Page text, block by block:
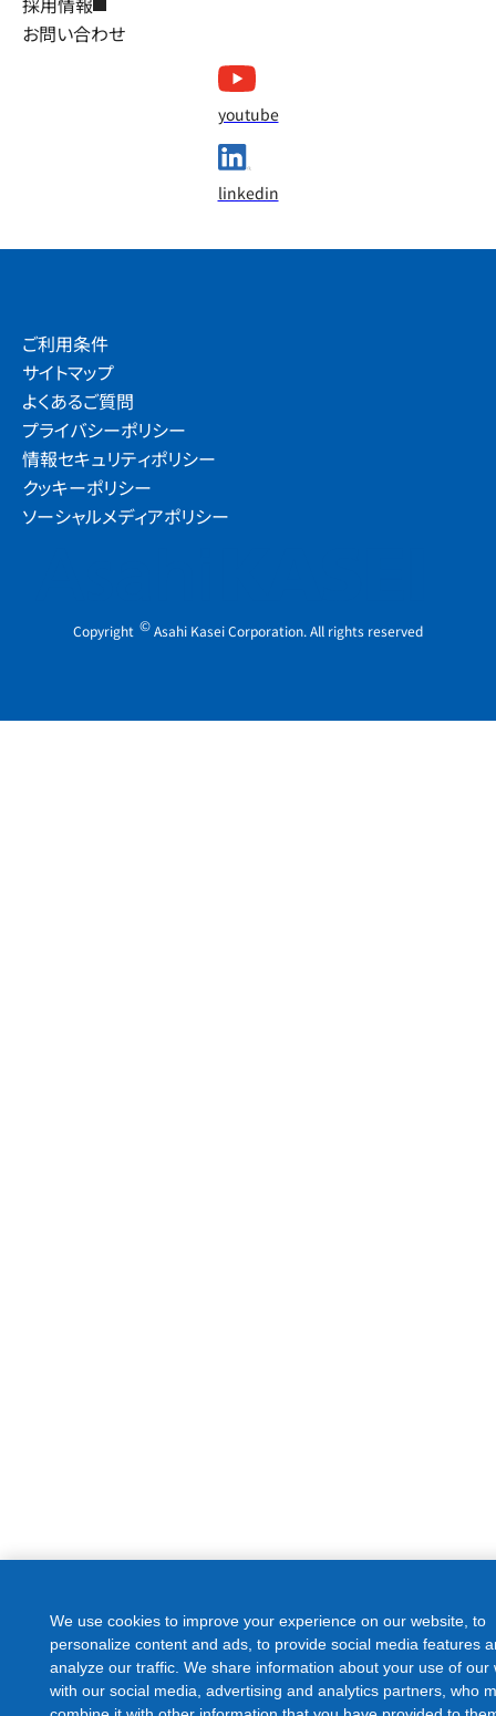
お問い合わせ
youtube
linkedin
ご利用条件
サイトマップ
よくあるご質問
プライバシーポリシー
情報セキュリティポリシー
クッキーポリシー
ソーシャルメディアポリシー
Copyright ©Asahi Kasei Corporation. All rights reserved
We use cookies to improve your experience on our website, to
personalize content and ads, to provide social media features
analyze our traffic. We share information about your use of our
with our social media, advertising and analytics partners, who